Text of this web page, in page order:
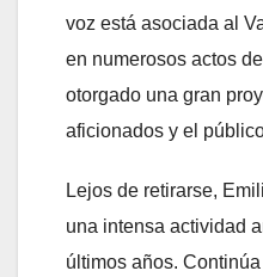
voz está asociada al
en numerosos actos
otorgado una gran
aficionados y el
Lejos de retirarse,
una intensa actividad
últimos años.